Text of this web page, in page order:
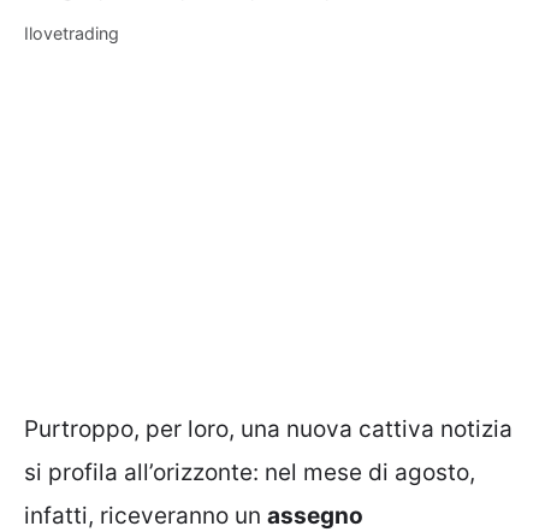
Ilovetrading
Purtroppo, per loro, una nuova cattiva notizia
si profila all’orizzonte: nel mese di agosto,
infatti, riceveranno un assegno